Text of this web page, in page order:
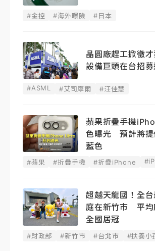
#金控 #海外曝險 #日本
晶圓廠趕工掀徵
設備巨頭在台招
#ASML #艾司摩爾 #汪佳慧
蘋果折疊手機
色曝光 預計將提
藍色
#蘋果 #折疊手機 #折疊iPhone
超越天龍國！全
庭在新竹市 平均
全國居冠
#財政部 #新竹市 #台北市 #扶養小